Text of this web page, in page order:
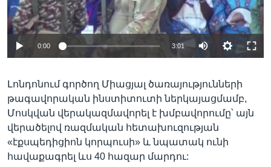
0:00 3:01
Լոնդոնում գործող Միացյալ ծառայությունների
թագավորական ինստիտուտի ներկայացմամբ,
Մոսկվան վերակազմավորել է խմբավորումը՝ այն
վերածելով ռազմական հետախուզության
«էքսպեդիցիոն կորպուսի» և նպատակ ունի
հավաքագրել ևս 40 հազար մարդու: